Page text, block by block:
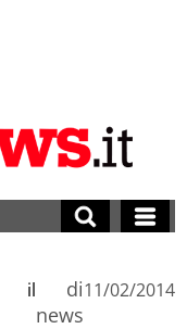
di
news
il 11/02/2014